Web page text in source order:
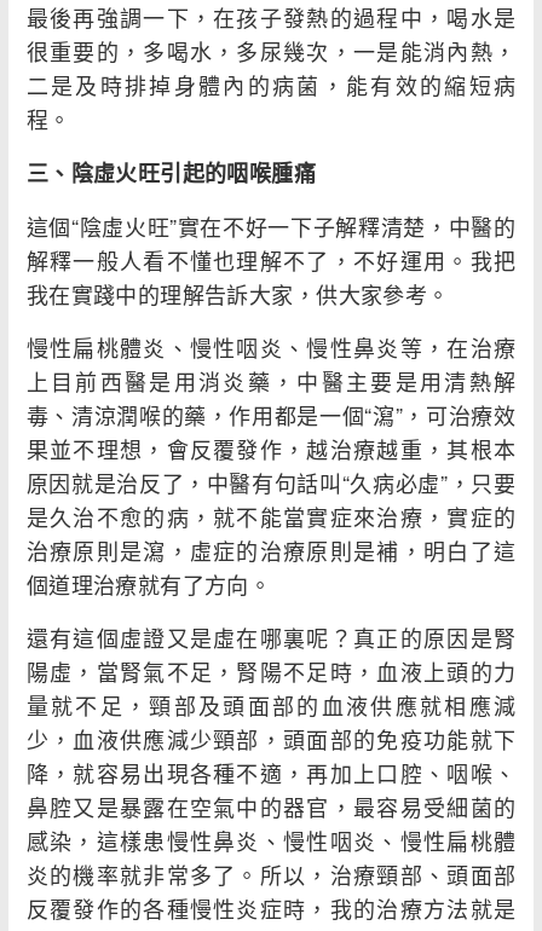
最後再強調一下，在孩子發熱的過程中，喝水是
很重要的，多喝水，多尿幾次，一是能消內熱，
二是及時排掉身體內的病菌，能有效的縮短病
程。
三、陰虛火旺引起的咽喉腫痛
這個“陰虛火旺”實在不好一下子解釋清楚，中醫的
解釋一般人看不懂也理解不了，不好運用。我把
我在實踐中的理解告訴大家，供大家參考。
慢性扁桃體炎、慢性咽炎、慢性鼻炎等，在治療
上目前西醫是用消炎藥，中醫主要是用清熱解
毒、清涼潤喉的藥，作用都是一個“瀉”，可治療效
果並不理想，會反覆發作，越治療越重，其根本
原因就是治反了，中醫有句話叫“久病必虛”，只要
是久治不愈的病，就不能當實症來治療，實症的
治療原則是瀉，虛症的治療原則是補，明白了這
個道理治療就有了方向。
還有這個虛證又是虛在哪裏呢？真正的原因是腎
陽虛，當腎氣不足，腎陽不足時，血液上頭的力
量就不足，頸部及頭面部的血液供應就相應減
少，血液供應減少頸部，頭面部的免疫功能就下
降，就容易出現各種不適，再加上口腔、咽喉、
鼻腔又是暴露在空氣中的器官，最容易受細菌的
感染，這樣患慢性鼻炎、慢性咽炎、慢性扁桃體
炎的機率就非常多了。所以，治療頸部、頭面部
反覆發作的各種慢性炎症時，我的治療方法就是